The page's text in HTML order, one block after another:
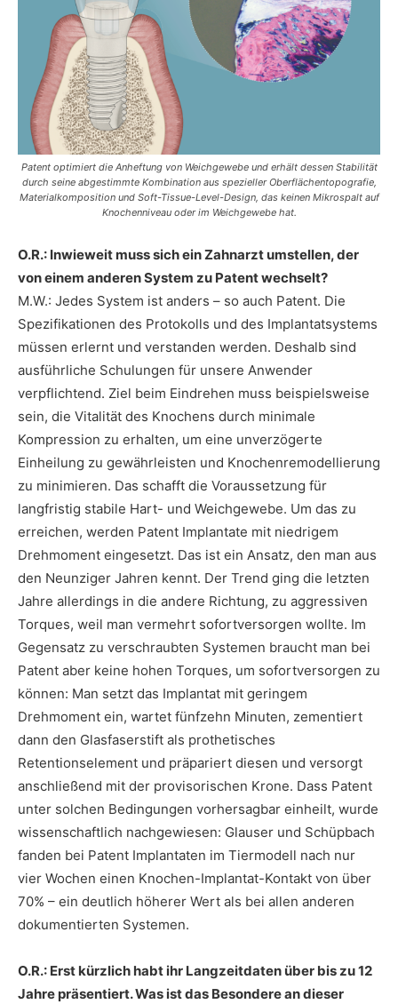
Patent optimiert die Anheftung von Weichgewebe und erhält dessen Stabilität
durch seine abgestimmte Kombination aus spezieller Oberflächentopografie,
Materialkomposition und Soft-Tissue-Level-Design, das keinen Mikrospalt auf
Knochenniveau oder im Weichgewebe hat.
O.R.: Inwieweit muss sich ein Zahnarzt umstellen, der
von einem anderen System zu Patent wechselt?
M.W.: Jedes System ist anders – so auch Patent. Die
Spezifikationen des Protokolls und des Implantatsystems
müssen erlernt und verstanden werden. Deshalb sind
ausführliche Schulungen für unsere Anwender
verpflichtend. Ziel beim Eindrehen muss beispielsweise
sein, die Vitalität des Knochens durch minimale
Kompression zu erhalten, um eine unverzögerte
Einheilung zu gewährleisten und Knochenremodellierung
zu minimieren. Das schafft die Voraussetzung für
langfristig stabile Hart- und Weichgewebe. Um das zu
erreichen, werden Patent Implantate mit niedrigem
Drehmoment eingesetzt. Das ist ein Ansatz, den man aus
den Neunziger Jahren kennt. Der Trend ging die letzten
Jahre allerdings in die andere Richtung, zu aggressiven
Torques, weil man vermehrt sofortversorgen wollte. Im
Gegensatz zu verschraubten Systemen braucht man bei
Patent aber keine hohen Torques, um sofortversorgen zu
können: Man setzt das Implantat mit geringem
Drehmoment ein, wartet fünfzehn Minuten, zementiert
dann den Glasfaserstift als prothetisches
Retentionselement und präpariert diesen und versorgt
anschließend mit der provisorischen Krone. Dass Patent
unter solchen Bedingungen vorhersagbar einheilt, wurde
wissenschaftlich nachgewiesen: Glauser und Schüpbach
fanden bei Patent Implantaten im Tiermodell nach nur
vier Wochen einen Knochen-Implantat-Kontakt von über
70% – ein deutlich höherer Wert als bei allen anderen
dokumentierten Systemen.
O.R.: Erst kürzlich habt ihr Langzeitdaten über bis zu 12
Jahre präsentiert. Was ist das Besondere an dieser